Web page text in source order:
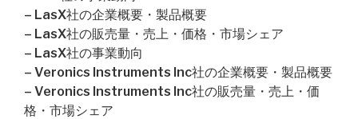
– LasX社の企業概要・製品概要
– LasX社の販売量・売上・価格・市場シェア
– LasX社の事業動向
– Veronics Instruments Inc社の企業概要・製品概要
– Veronics Instruments Inc社の販売量・売上・価
格・市場シェア